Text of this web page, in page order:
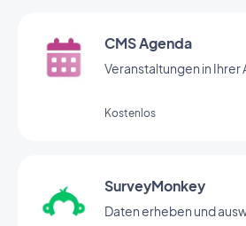
CMS Agenda
Veranstaltungen in
Kostenlos
SurveyMonkey
Daten erheben und